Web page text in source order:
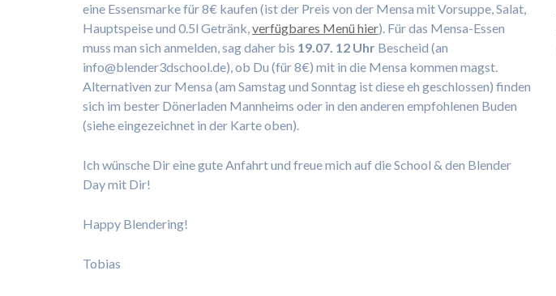
eine Essensmarke für 8€ kaufen (ist der Preis von der Mensa mit Vorsuppe, Salat,
Hauptspeise und 0.5l Getränk,verfügbares Menü hier). Für das Mensa-Essen
muss man sich anmelden, sag daher bis 19.07. 12 Uhr Bescheid (an
info@blender3dschool.de), ob Du (für 8€) mit in die Mensa kommen magst.
Alternativen zur Mensa (am Samstag und Sonntag ist diese eh geschlossen) finden
sich im bester Dönerladen Mannheims oder in den anderen empfohlenen Buden
(siehe eingezeichnet in der Karte oben).
Ich wünsche Dir eine gute Anfahrt und freue mich auf die School & den Blender
Day mit Dir!
Happy Blendering!
Tobias